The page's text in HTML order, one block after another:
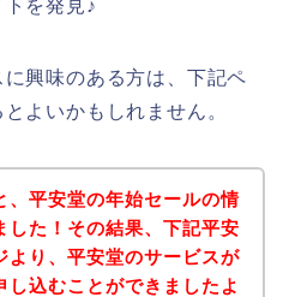
を発見♪
興味のある方は、下記ペ
よいかもしれません。
、平安堂の年始セールの情
した！その結果、下記平安
より、平安堂のサービスが
し込むことができましたよ